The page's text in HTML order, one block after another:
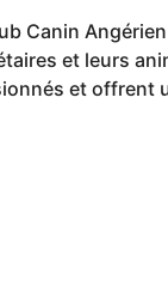
Canin
et leurs
et